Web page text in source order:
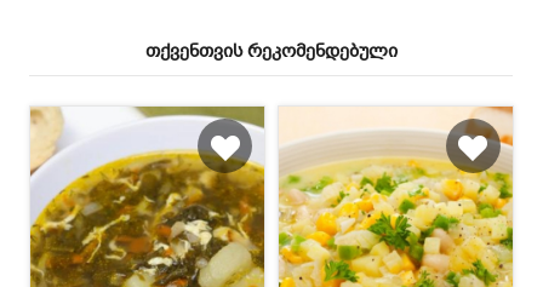
თქვენთვის რეკომენდებული